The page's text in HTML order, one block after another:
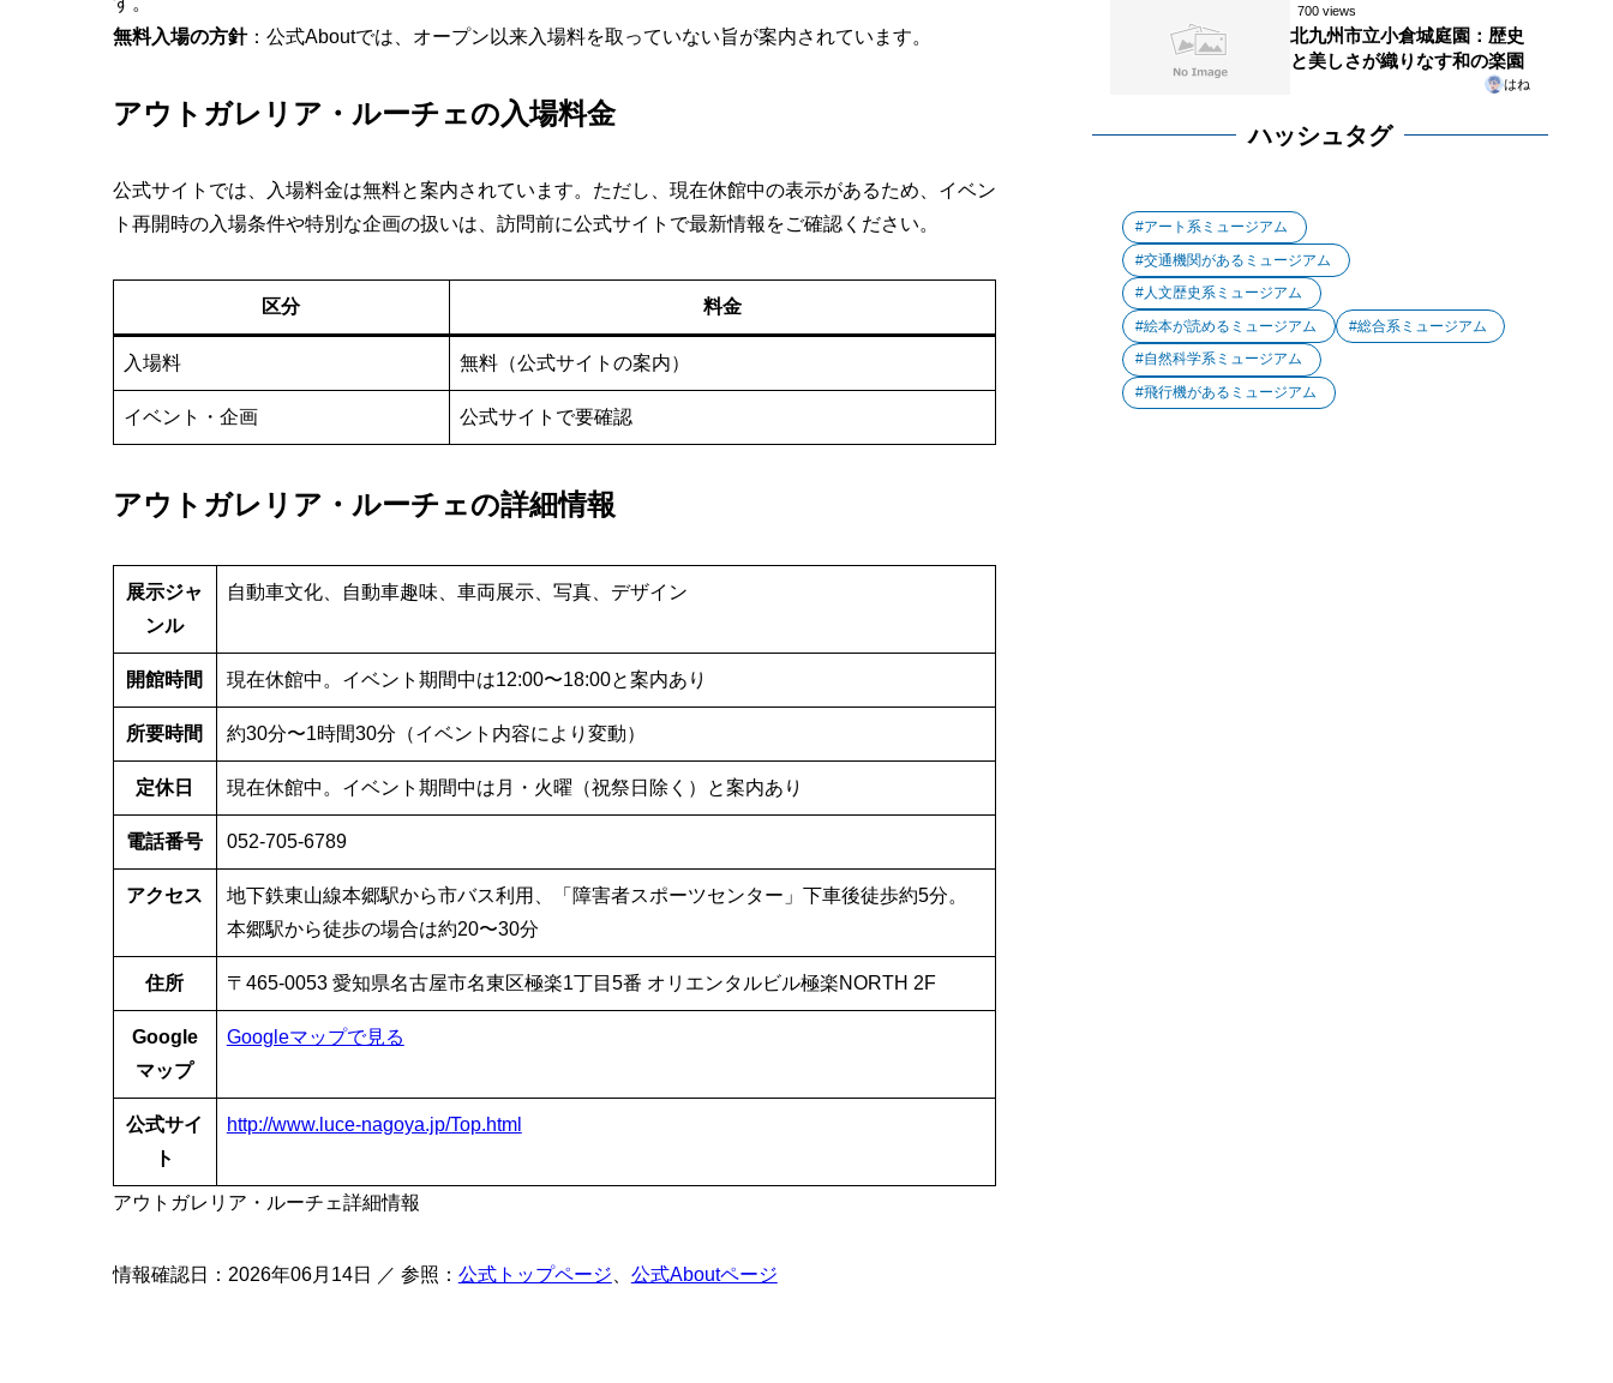
無料入場の方針：公式Aboutでは、オープン以来入場料を取っていない旨が案内されています。
アウトガレリア・ルーチェの入場料金
公式サイトでは、入場料金は無料と案内されています。ただし、現在休館中の表示があるため、イベン
ト再開時の入場条件や特別な企画の扱いは、訪問前に公式サイトで最新情報をご確認ください。
区分 料金
入場料 無料（公式サイトの案内）
イベント・企画 公式サイトで要確認
アウトガレリア・ルーチェの詳細情報
展示ジャ
ンル
自動車文化、自動車趣味、車両展示、写真、デザイン
開館時間 現在休館中。イベント期間中は12:00〜18:00と案内あり
所要時間 約30分〜1時間30分（イベント内容により変動）
定休日 現在休館中。イベント期間中は月・火曜（祝祭日除く）と案内あり
電話番号 052-705-6789
アクセス
地下鉄東山線本郷駅から市バス利用、「障害者スポーツセンター」下車後徒歩約5分。
本郷駅から徒歩の場合は約20〜30分
住所 〒465-0053 愛知県名古屋市名東区極楽1丁目5番 オリエンタルビル極楽NORTH 2F
Google
マップ
Googleマップで見る
公式サイ
ト
http://www.luce-nagoya.jp/Top.html
アウトガレリア・ルーチェ詳細情報
情報確認日：2026年06月14日 ／ 参照： 公式トップページ 公式Aboutページ
700 views
北九州市立小倉城庭園：歴史
と美しさが織りなす和の楽園
はね
ハッシュタグ
アート系ミュージアム
交通機関があるミュージアム
人文歴史系ミュージアム
絵本が読めるミュージアム
総合系ミュージアム
自然科学系ミュージアム
飛行機があるミュージアム